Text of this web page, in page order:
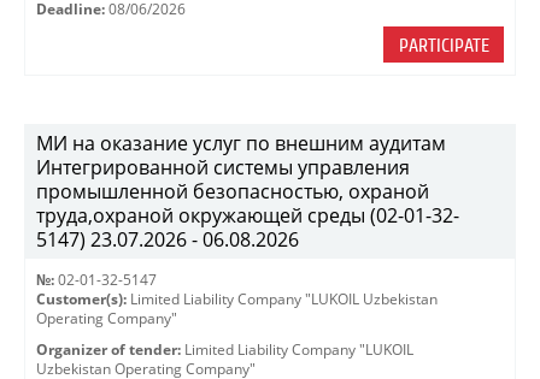
Deadline: 08/06/2026
PARTICIPATE
МИ на оказание услуг по внешним аудитам
Интегрированной системы управления
промышленной безопасностью, охраной
труда,охраной окружающей среды (02-01-32-
5147) 23.07.2026 - 06.08.2026
№: 02-01-32-5147
Customer(s): Limited Liability Company "LUKOIL Uzbekistan
Operating Company"
Organizer of tender: Limited Liability Company "LUKOIL
Uzbekistan Operating Company"